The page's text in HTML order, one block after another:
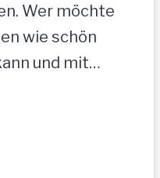
Wer möchte
wie schön
und mit…